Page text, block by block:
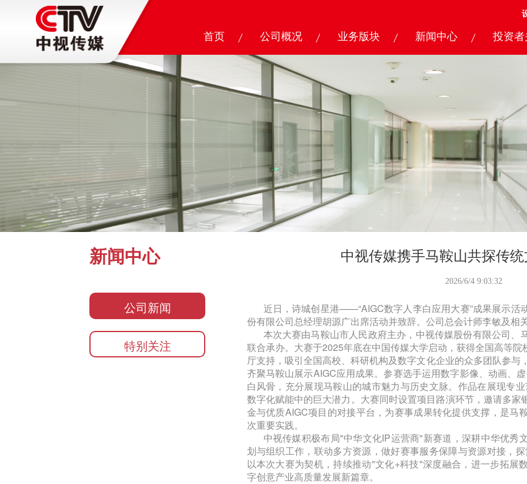
首页 公司概况 业务版块 新闻中心 投资者
新闻中心
公司新闻
特别关注
中视传媒携手马鞍山共探传
2026/6/4 9:03:32
近日，诗城创星港——“AIGC数字人李白应用大赛”成果展示活
份有限公司总经理胡源广出席活动并致辞。公司总会计师李敏及相
本次大赛由马鞍山市人民政府主办，中视传媒股份有限公司、
联合承办。大赛于2025年底在中国传媒大学启动，获得全国高等
厅支持，吸引全国高校、科研机构及数字文化企业的众多团队参
齐聚马鞍山展示AIGC应用成果。参赛选手运用数字影像、动画、
白风骨，充分展现马鞍山的城市魅力与历史文脉。作品在展现专
数字化赋能中的巨大潜力。大赛同时设置项目路演环节，邀请多
金与优质AIGC项目的对接平台，为赛事成果转化提供支撑，是马
次重要实践。
中视传媒积极布局"中华文化IP运营商"新赛道，深耕中华优秀
划与组织工作，联动多方资源，做好赛事服务保障与资源对接，
以本次大赛为契机，持续推动"文化+科技"深度融合，进一步拓展
字创意产业高质量发展新篇章。